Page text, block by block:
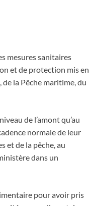
mesures sanitaires
et de protection mis en
la Pêche maritime, du
de l’amont qu’au
normale de leur
et de la pêche, au
dans un
pour avoir pris